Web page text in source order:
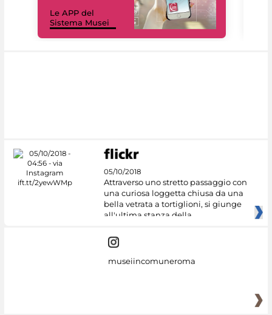
Le APP del
Sistema Musei
05/10/2018
Attraverso uno stretto passaggio con
una curiosa loggetta chiusa da una
bella vetrata a tortiglioni, si giunge
all'ultima stanza della
museiincomuneroma